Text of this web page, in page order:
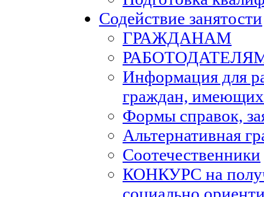
Содействие занятости
ГРАЖДАНАМ
Информация для
граждан,
Формы справок,
Альтернативная
Соотечественники
КОНКУРС на